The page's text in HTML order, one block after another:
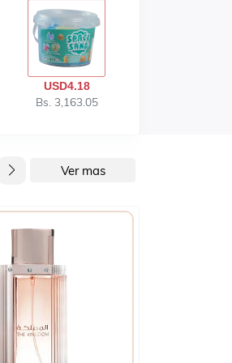
USD4.18
Bs. 3,163.05
Ver mas